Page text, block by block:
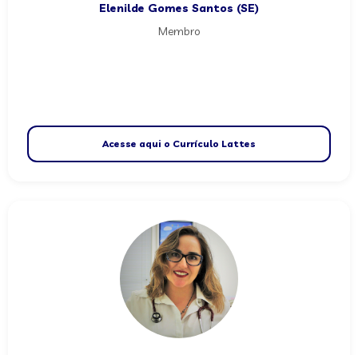
Elenilde Gomes Santos (SE)
Membro
Acesse aqui o Currículo Lattes